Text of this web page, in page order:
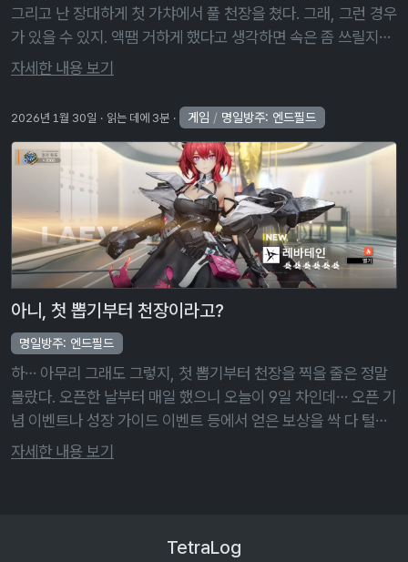
그리고 난 장대하게 첫 가챠에서 풀 천장을 쳤다. 그래, 그런 경우
가 있을 수 있지. 액땜 거하게 했다고 생각하면 속은 좀 쓰릴지라
도 넘어갈 수 있어. 아니 근데 이건 아니지! 또 천장이라고? 이건
자세한 내용 보기
2026년 1월 30일 읽는 데에 3분 게임 / 명일방주: 엔드필드
아니, 첫 뽑기부터 천장이라고?
명일방주: 엔드필드
하… 아무리 그래도 그렇지, 첫 뽑기부터 천장을 찍을 줄은 정말
몰랐다. 오픈한 날부터 매일 했으니 오늘이 9일 차인데… 오픈 기
념 이벤트나 성장 가이드 이벤트 등에서 얻은 보상을 싹 다 털어
넣으니까 어찌 9일 만에 120회 뽑기가 가능은 하더라고. 하지만
자세한 내용 보기
TetraLog